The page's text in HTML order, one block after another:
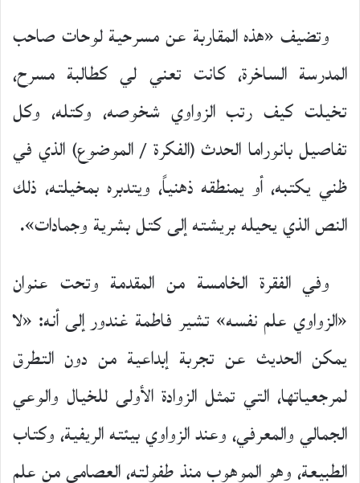
وتضيف «هذه المقاربة عن مسرحية لوحات صاحب
المدرسة الساخرة، كانت تعني لي كطالبة مسرح،
تخيلت كيف رتب الزواوي شخوصه، وكتله، وكل
تفاصيل بانوراما الحدث (الفكرة / الموضوع) الذي في
ظني يكتبه، أو يمنطقه ذهنياً، ويتدبره بمخيلته، ذلك
النص الذي يحيله بريشته إلى كتل بشرية وجمادات».
وفي الفقرة الخامسة من المقدمة وتحت عنوان
«الزواوي علم نفسه» تشير فاطمة غندور إلى أنه: «لا
يمكن الحديث عن تجربة إبداعية من دون التطرق
لمرجعياتها، التي تمثل الزوادة الأولى للخيال والوعي
الجمالي والمعرفي، وعند الزواوي بيئته الريفية، وكتاب
الطبيعة، وهو الموهوب منذ طفولته، العصامي من علم